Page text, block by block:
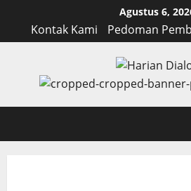
content
Agustus 6,
Kontak Kami Pedoman